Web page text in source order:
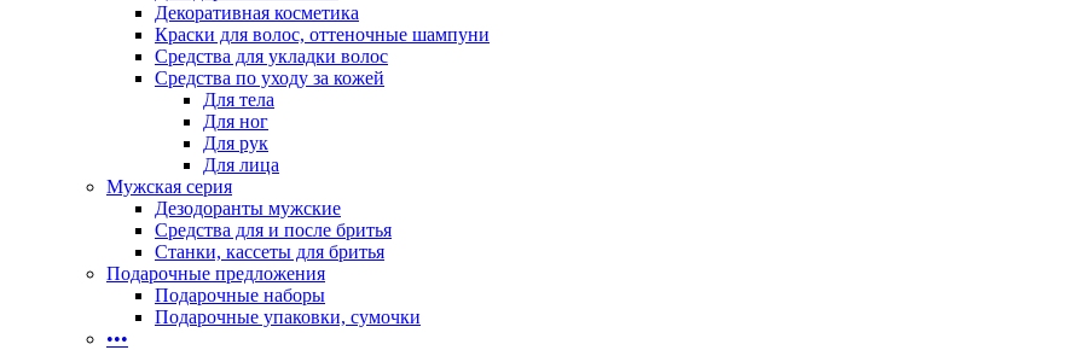
Декоративная косметика
Краски для волос, оттеночные шампуни
Средства для укладки волос
Средства по уходу за кожей
Для тела
Для ног
Для рук
Для лица
Мужская серия
Дезодоранты мужские
Средства для и после бритья
Станки, кассеты для бритья
Подарочные предложения
Подарочные наборы
Подарочные упаковки, сумочки
•••